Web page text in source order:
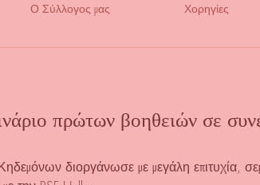
Ο Σύλλογος μας Χορηγίες
πρώτων βοηθειών σε
διοργάνωσε με μεγάλη επιτυχία,